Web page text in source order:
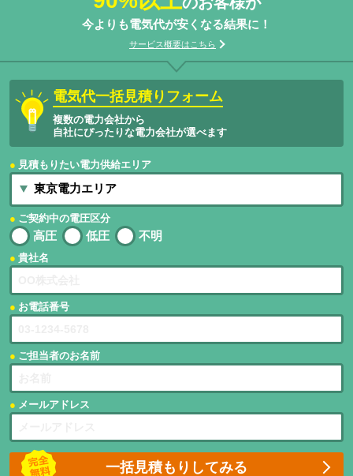
今よりも電気代が安くなる結果に！
サービス概要はこちら
電気代一括見積りフォーム
複数の電力会社から
自社にぴったりな電力会社が選べます
見積もりたい電力供給エリア
ご契約中の電圧区分
高圧 低圧 不明
貴社名
お電話番号
ご担当者のお名前
メールアドレス
一括見積もりしてみる